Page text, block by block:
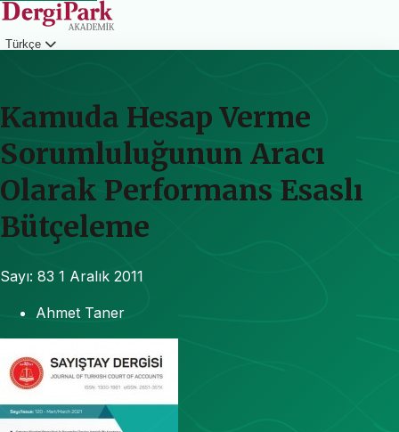
Türkçe
Kamuda Hesap Verme
Sorumluluğunun Aracı
Olarak Performans Esaslı
Bütçeleme
Sayı: 83 1 Aralık 2011
Ahmet Taner